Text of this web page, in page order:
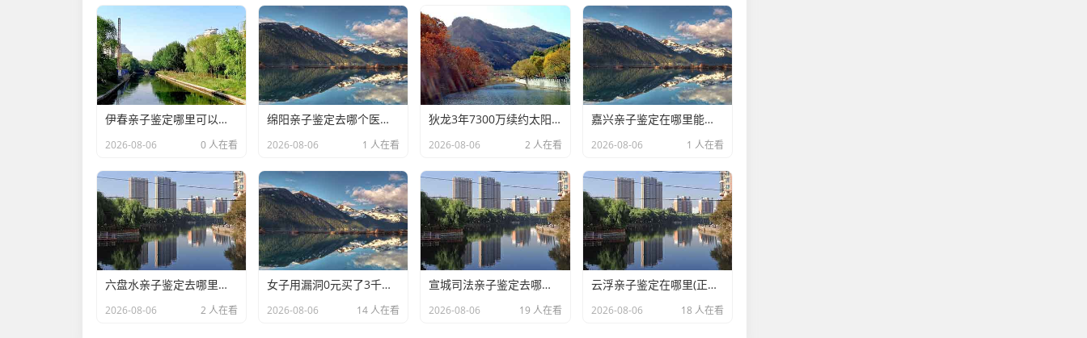
伊春亲子鉴定哪里可以做(DNA亲子鉴定公司都有哪些)
2026-08-06 0 人在看
绵阳亲子鉴定去哪个医院做(正规怀孕期间DNA亲子鉴定机构咨询)
2026-08-06 1 人在看
狄龙3年7300万续约太阳,放弃顶薪换双赢
2026-08-06 2 人在看
嘉兴亲子鉴定在哪里能做(DNA亲子鉴定用什么样品准确)
2026-08-06 1 人在看
六盘水亲子鉴定去哪里可以做(DNA亲子鉴定哪家医院好一点)
2026-08-06 2 人在看
女子用漏洞0元买了3千台电器,涉案金额169万元
2026-08-06 14 人在看
宣城司法亲子鉴定去哪里办理(本地孕期亲子鉴定中心机构)
2026-08-06 19 人在看
云浮亲子鉴定在哪里(正规DNA亲子鉴定中心全攻略)
2026-08-06 18 人在看